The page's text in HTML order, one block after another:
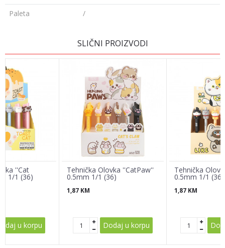
Paleta /
Email
Poruka
SLIČNI PROIZVODI
''Cat
1/1 (36)
u korpu
Tehnička Olovka ''CatPaw''
0.5mm 1/1 (36)
1,87 KM
Dodaj u korpu
Tehnička
0.5mm 1/1 (36)
1,87 KM